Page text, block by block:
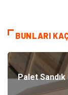
BUNLARI
Palet